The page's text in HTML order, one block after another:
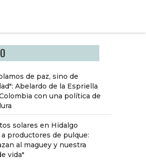
de paz, sino de
Abelardo de la Espriella
Colombia con una política de
solares en Hidalgo
productores de pulque:
al maguey y nuestra
vida"